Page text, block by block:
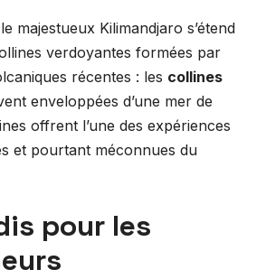
majestueux Kilimandjaro s’étend
verdoyantes formées par
récentes : les collines
enveloppées d’une mer de
offrent l’une des expériences
et pourtant méconnues du
pour les